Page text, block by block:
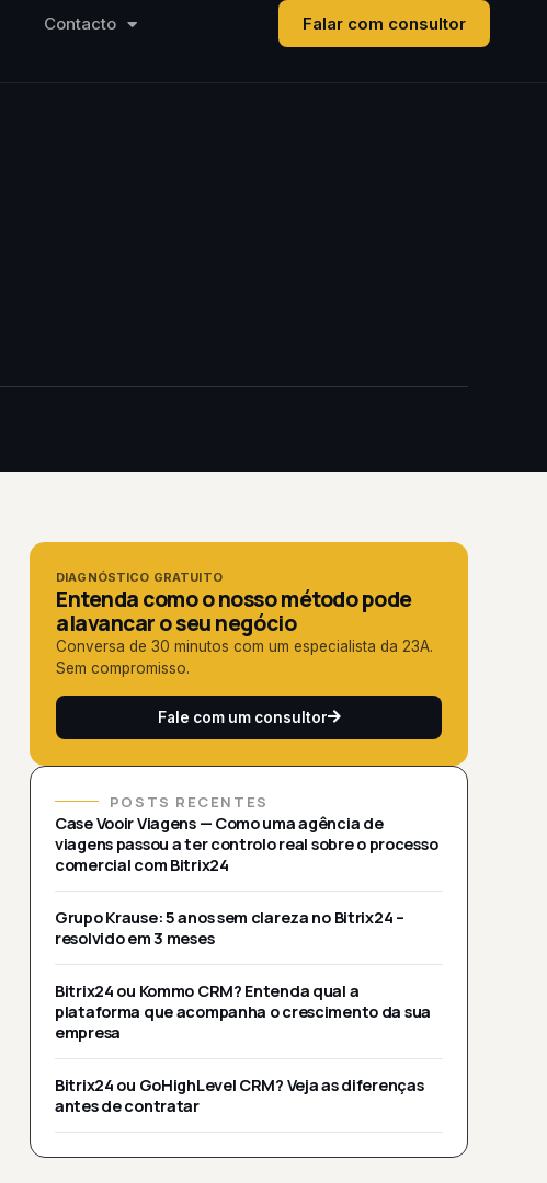
Contacto Falar com consultor
DIAGNÓSTICO GRATUITO
Entenda como o nosso método pode
alavancar o seu negócio
Conversa de 30 minutos com um especialista da 23A.
Sem compromisso.
Fale com um consultor
POSTS RECENTES
Case Vooir Viagens — Como uma agência de
viagens passou a ter controlo real sobre o processo
comercial com Bitrix24
Grupo Krause: 5 anos sem clareza no Bitrix24 –
resolvido em 3 meses
Bitrix24 ou Kommo CRM? Entenda qual a
plataforma que acompanha o crescimento da sua
empresa
Bitrix24 ou GoHighLevel CRM? Veja as diferenças
antes de contratar